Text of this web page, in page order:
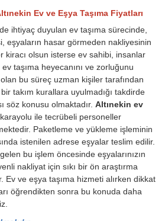
Ev ve Eşya Taşıma Fiyatları
ihtiyaç duyulan ev taşıma sürecinde,
eşyaların hasar görmeden nakliyesinin
kiracı olsun isterse ev sahibi, insanlar
taşıma heyecanını ve zorluğunu
bu süreç uzman kişiler tarafından
takım kurallara uyulmadığı takdirde
söz konusu olmaktadır. Altınekin ev
ile tecrübeli personeller
Paketleme ve yükleme işleminin
istenilen adrese eşyalar teslim edilir.
bu işlem öncesinde eşyalarınızın
nakliyat için sıkı bir ön araştırma
Ev ve eşya taşıma hizmeti alırken dikkat
öğrendikten sonra bu konuda daha